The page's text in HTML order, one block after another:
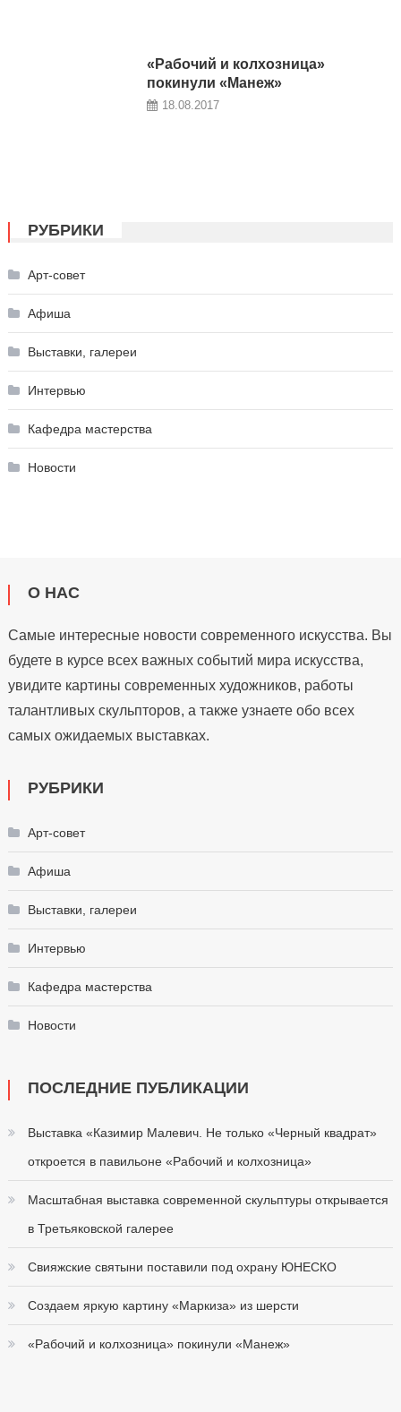
«Рабочий и колхозница»
покинули «Манеж»
18.08.2017
РУБРИКИ
Арт-совет
Афиша
Выставки, галереи
Интервью
Кафедра мастерства
Новости
О НАС
Самые интересные новости современного искусства. Вы
будете в курсе всех важных событий мира искусства,
увидите картины современных художников, работы
талантливых скульпторов, а также узнаете обо всех
самых ожидаемых выставках.
РУБРИКИ
Арт-совет
Афиша
Выставки, галереи
Интервью
Кафедра мастерства
Новости
ПОСЛЕДНИЕ ПУБЛИКАЦИИ
Выставка «Казимир Малевич. Не только «Черный квадрат»
откроется в павильоне «Рабочий и колхозница»
Масштабная выставка современной скульптуры открывается
в Третьяковской галерее
Свияжские святыни поставили под охрану ЮНЕСКО
Создаем яркую картину «Маркиза» из шерсти
«Рабочий и колхозница» покинули «Манеж»